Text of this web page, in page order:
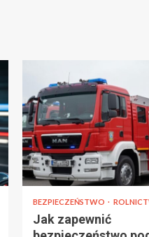
BEZPIECZEŃSTWO
Jak zapewnić